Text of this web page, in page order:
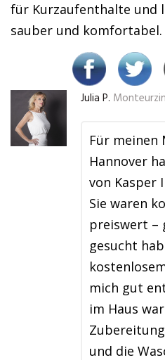
für Kurzaufenthalte und
sauber und komfortabel.
Julia P.
Für meinen
Hannover
von Kasper
Sie waren
preiswert –
gesucht
mich gut
im Haus
und die